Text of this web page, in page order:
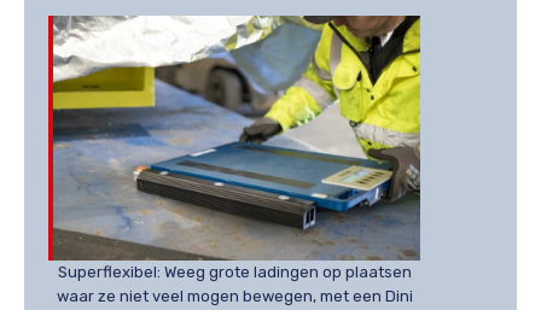
Superflexibel: Weeg grote ladingen op plaatsen
waar ze niet veel mogen bewegen, met een Dini